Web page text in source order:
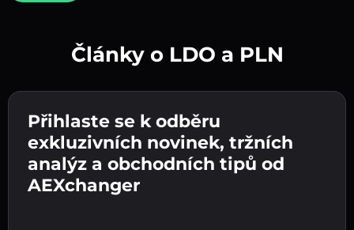
Zadejte adresu své kryptopeněženky 👉
pokračujte k dalšímu kroku.
Potvrďte svou totožnost 👉 pokračujte k
poslednímu kroku.
Odešlete vklad 👉 obdržíte kryptoměnu nebo
fiat měnu ve své peněžence.
Články o LDO a PLN
Přihlaste se k odběru
exkluzivních novinek, tržních
analýz a obchodních tipů od
AEXchanger